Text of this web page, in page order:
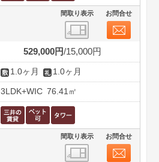
間取り表示 お問合せ
529,000円 15,000円
1.0ヶ月 1.0ヶ月
3LDK+WIC 76.41㎡
間取り表示 お問合せ